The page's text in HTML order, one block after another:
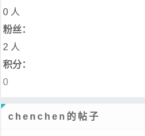
0 人
粉丝：
2 人
积分：
0
chenchen的帖子